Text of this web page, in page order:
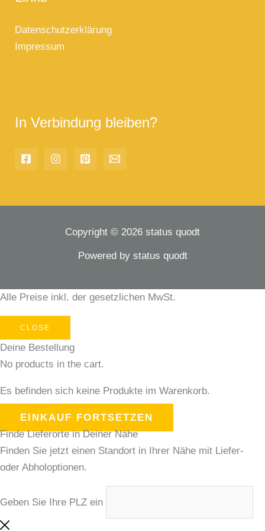
Datenschutzerklärung
Impressum
In Verbindung bleiben?
Copyright © 2026 status quodt
Powered by status quodt
Alle Preise inkl. der gesetzlichen MwSt.
CLOSE
Deine Bestellung
No products in the cart.
Es befinden sich keine Produkte im Warenkorb.
EINKAUF FORTSETZEN
Finde Lieferorte in Deiner Nähe
Finden Sie jetzt einen Standort in Ihrer Nähe mit Liefer-
oder Abholoptionen.
Geben Sie Ihre PLZ ein